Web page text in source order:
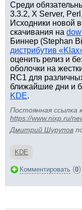
Среди
3.3.2, X Server,
Исходники новой
скачивания на
Биннер (Stephan
дистрибутив
оценить релиз и
оболочки на
RC1 для
ближайшие дни и
KDE.
Постоянная ссылка
https://www.nixp.ru/
Дмитрий Шурупов
KDE
Комментировать (0)